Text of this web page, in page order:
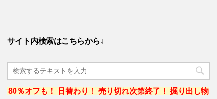
サイト内検索はこちらから↓
80％オフも！ 日替わり！ 売り切れ次第終了！ 掘り出し物